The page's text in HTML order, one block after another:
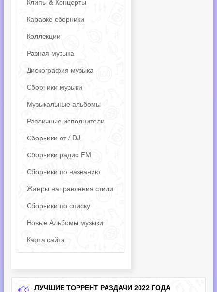
Клипы & Концерты
Караоке сборники
Коллекции
Разная музыка
Дискография музыка
Сборники музыки
Музыкальные альбомы
Различные исполнители
Сборники от / DJ
Сборники радио FM
Сборники по названию
Жанры направления стили
Сборники по списку
Новые Альбомы музыки
Карта сайта
ЛУЧШИЕ ТОРРЕНТ РАЗДАЧИ 2022 ГОДА